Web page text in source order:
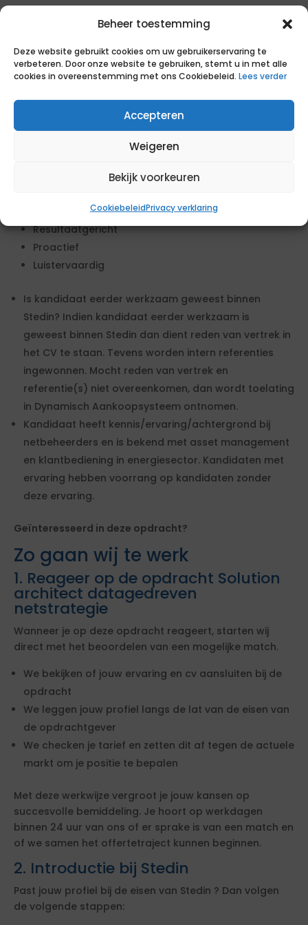
Beheer toestemming
Deze website gebruikt cookies om uw gebruikerservaring te
verbeteren. Door onze website te gebruiken, stemt u in met alle
cookies in overeenstemming met ons Cookiebeleid. Lees verder
Accepteren
Weigeren
Bekijk voorkeuren
CookiebeleidPrivacy verklaring
aanvraag aangeleverd worden.
Wensen voor de opdracht
Solution architect
datagedreven netstrategie
Kandidaat beschikt over onderstaande
competenties. Deze kunnen worden getoetst in een
gesprek met opdrachtgever:
Verantwoordelijkheidsgevoel
Goede communicatieve vaardigheden
Resultaatgericht
Proactief
Luistervaardig
Is kandidaat eerder werkzaam geweest binnen
Stedin? Indien kandidaat eerder werkzaam is
geweest binnen Stedin dan dient reden van vertrek in
het CV te staan. Tevens worden intern referenties
ingewonnen. Mocht reden van vertrek en
referentie(s) niet overeenkomen, dan wordt toelating
in Dynamisch Aankoopsysteem ontnomen.
Kandidaat heeft kennis/ervaring/achtergrond bij
netbeheerders en is bekend met asset management
en klantbediening in energiesector. Kandidaten met
ervaring hebben voorrang op kandidaten zonder
deze ervaring.
Geïnteresseerd in deze opdracht?
Zo gaan wij te werk
1. Reageer op de opdracht Solution
architect datagedreven
netstrategie
Wanneer je op deze opdracht reageert, starten wij
direct met het beoordelen van een mogelijke match.
We bekijken of jouw ervaring en cv aansluiten bij de
opdracht
We leggen jouw profiel langs de lat van de eisen van
de opdrachtgever
We checken je tarief en zetten dit af tegen de actuele
markt om je positie te bepalen
Met deze werkwijze vergroot je jouw kansen op
succesvolle bemiddeling. Je hoort op werkdagen
binnen 24 uur van ons of er sprake is van een match en
of we samen het offertetraject kunnen beginnen.
2. Introductie bij Stedin
Past jouw profiel bij de eisen van Stedin ? Dan volgen
de volgende stappen: